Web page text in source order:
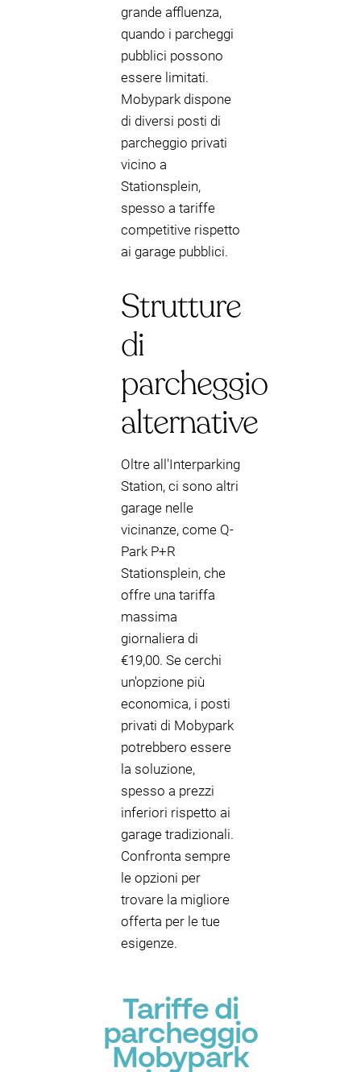
grande affluenza,
quando i parcheggi
pubblici possono
essere limitati.
Mobypark dispone
di diversi posti di
parcheggio privati
vicino a
Stationsplein,
spesso a tariffe
competitive rispetto
ai garage pubblici.
Strutture
di
parcheggio
alternative
Oltre all'Interparking
Station, ci sono altri
garage nelle
vicinanze, come Q-
Park P+R
Stationsplein, che
offre una tariffa
massima
giornaliera di
€19,00. Se cerchi
un'opzione più
economica, i posti
privati di Mobypark
potrebbero essere
la soluzione,
spesso a prezzi
inferiori rispetto ai
garage tradizionali.
Confronta sempre
le opzioni per
trovare la migliore
offerta per le tue
esigenze.
Tariffe di
parcheggio
Mobypark